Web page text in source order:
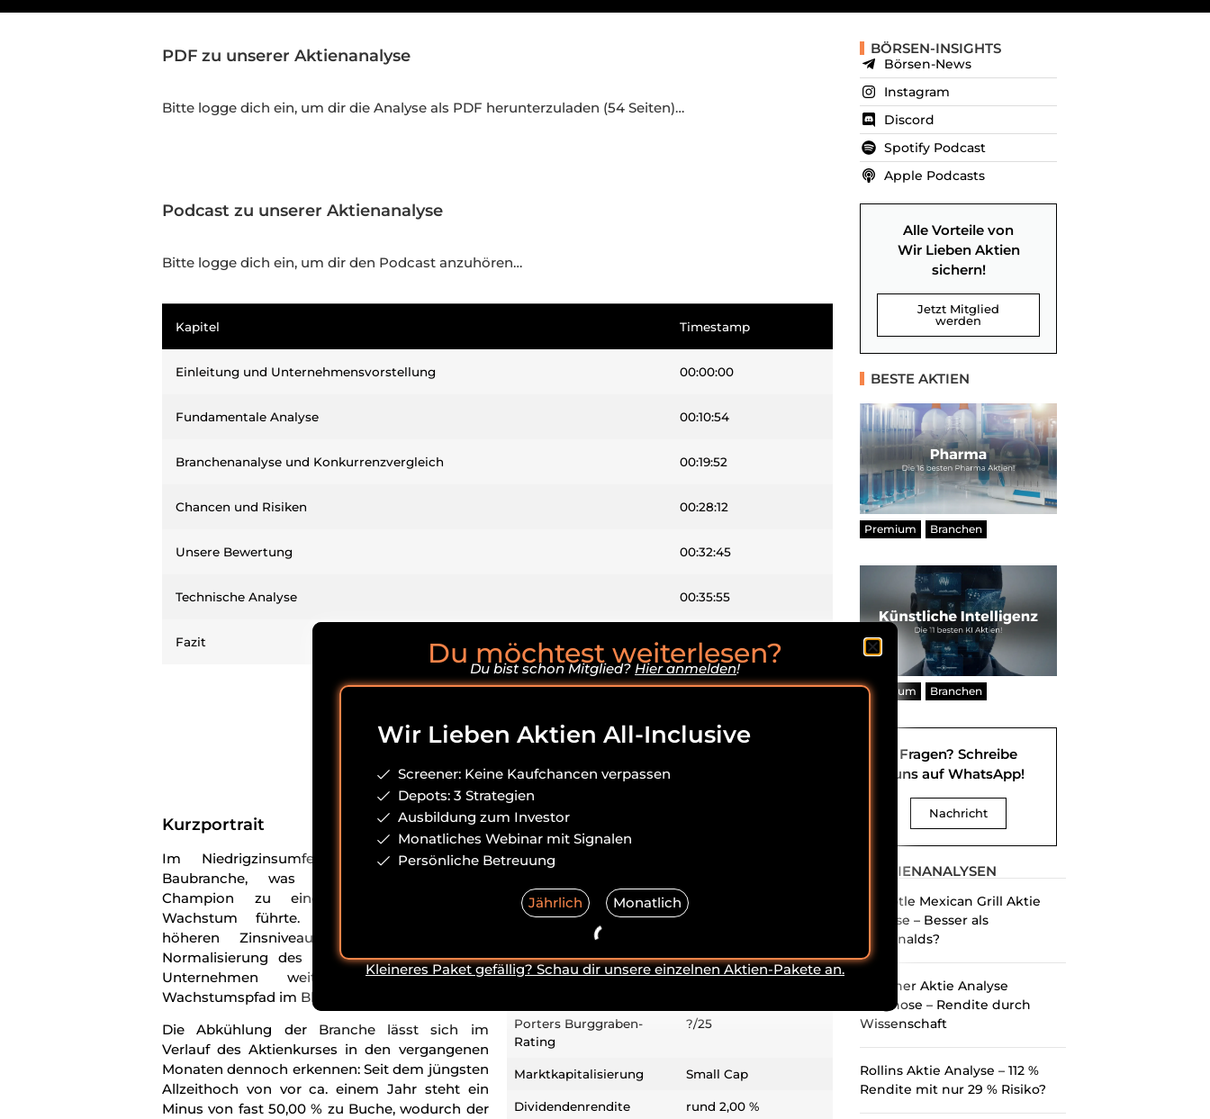
PDF zu unserer Aktienanalyse
Bitte logge dich ein, um dir die Analyse als PDF herunterzuladen (54 Seiten)…
Podcast zu unserer Aktienanalyse
Bitte logge dich ein, um dir den Podcast anzuhören…
Kapitel Timestamp
Einleitung und Unternehmensvorstellung 00:00:00
Fundamentale Analyse 00:10:54
Branchenanalyse und Konkurrenzvergleich 00:19:52
Chancen und Risiken 00:28:12
Unsere Bewertung 00:32:45
Technische Analyse 00:35:55
Fazit 00:38:54
Kurzportrait
Im Niedrigzinsumfeld florierte die US-
Baubranche, was bei unserem Hidden
Champion zu einem überproportionalen
Wachstum führte. Trotz des inzwischen
höheren Zinsniveaus, welches zu einer
Normalisierung des Marktes führte, hat das
Unternehmen weiterhin einen klaren
Wachstumspfad im Blick.
Die Abkühlung der Branche lässt sich im
Verlauf des Aktienkurses in den vergangenen
Monaten dennoch erkennen: Seit dem jüngsten
Allzeithoch von vor ca. einem Jahr steht ein
Minus von fast 50,00 % zu Buche, wodurch der
WKN/ISIN
Branche
Peter Lynch Einordnung Average Grower
Fundamentales WLA-
Rating
Porters Burggraben-
Rating
?/25
Marktkapitalisierung Small Cap
Dividendenrendite rund 2,00 %
BÖRSEN-INSIGHTS
Börsen-News
Instagram
Discord
Spotify Podcast
Apple Podcasts
Alle Vorteile von
Wir Lieben Aktien
sichern!
Jetzt Mitglied
werden
BESTE AKTIEN
Premium Branchen
Premium Branchen
Fragen? Schreibe
uns auf WhatsApp!
Nachricht
AKTIENANALYSEN
Chipotle Mexican Grill Aktie
Analyse – Besser als
McDonalds?
Danaher Aktie Analyse
Prognose – Rendite durch
Wissenschaft
Rollins Aktie Analyse – 112 %
Rendite mit nur 29 % Risiko?
Du möchtest weiterlesen?
Du bist schon Mitglied? Hier anmelden!
Wir Lieben Aktien All-Inclusive
Screener: Keine Kaufchancen verpassen
Depots: 3 Strategien
Ausbildung zum Investor
Monatliches Webinar mit Signalen
Persönliche Betreuung
Jährlich Monatlich
Kleineres Paket gefällig? Schau dir unsere einzelnen Aktien-Pakete an.